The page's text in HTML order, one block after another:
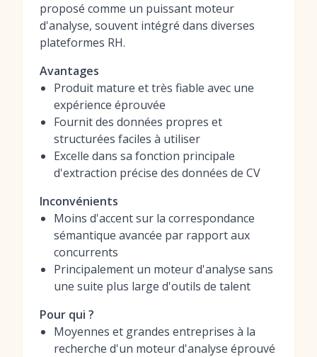
proposé comme un puissant moteur
d'analyse, souvent intégré dans diverses
plateformes RH.
Avantages
Produit mature et très fiable avec une
expérience éprouvée
Fournit des données propres et
structurées faciles à utiliser
Excelle dans sa fonction principale
d'extraction précise des données de CV
Inconvénients
Moins d'accent sur la correspondance
sémantique avancée par rapport aux
concurrents
Principalement un moteur d'analyse sans
une suite plus large d'outils de talent
Pour qui ?
Moyennes et grandes entreprises à la
recherche d'un moteur d'analyse éprouvé